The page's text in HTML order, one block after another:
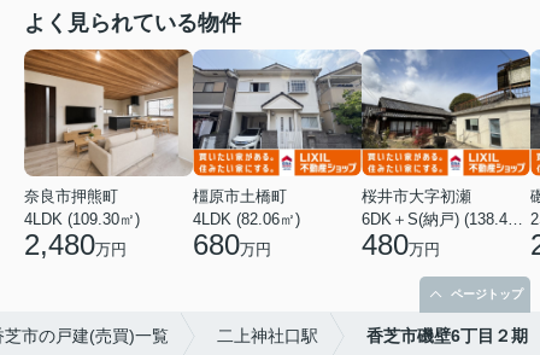
よく見られている物件
奈良市押熊町
4LDK (109.30㎡)
2,480万円
橿原市土橋町
4LDK (82.06㎡)
680万円
桜井市大字初瀬
480万円
芝市の戸建(売買)一覧 二上神社口駅 香芝市磯壁6丁目２期
ページトップ